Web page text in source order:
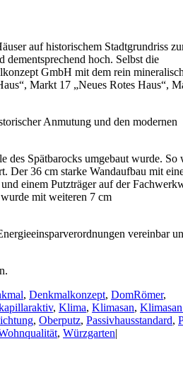
auf historischem Stadtgrundriss
hoch. Selbst die
GmbH mit dem rein
Markt 17 „Neues Rotes Haus“,
Anmutung und den modernen
des Spätbarocks umgebaut wurde. So
Der 36 cm starke Wandaufbau mit
einem Putzträger auf der
mit weiteren 7 cm
vereinbar
, Denkmalkonzept, DomRömer,
, Klima, Klimasan,
, Oberputz, Passivhausstandard,
, Würzgarten|